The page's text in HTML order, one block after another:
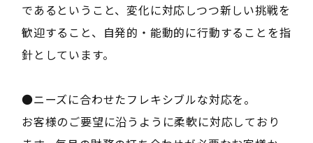
であるということ、変化に対応しつつ新しい挑戦を
歓迎すること、自発的・能動的に行動することを指
針としています。
●ニーズに合わせたフレキシブルな対応を。
お客様のご要望に沿うように柔軟に対応しており